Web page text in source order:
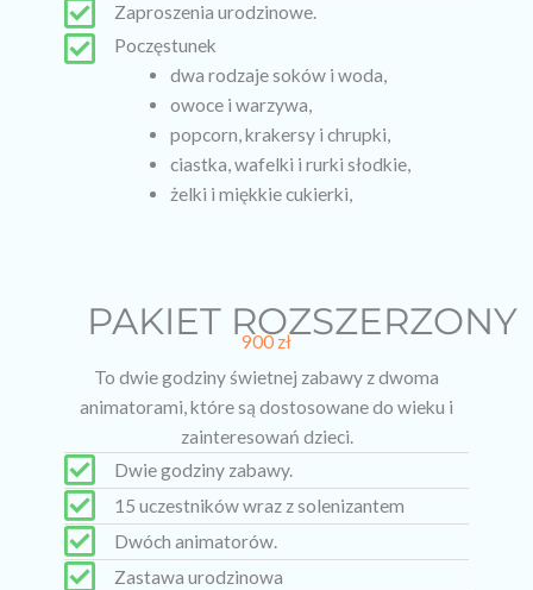
Zaproszenia urodzinowe.
Poczęstunek
dwa rodzaje soków i woda,
owoce i warzywa,
popcorn, krakersy i chrupki,
ciastka, wafelki i rurki słodkie,
żelki i miękkie cukierki,
PAKIET ROZSZERZONY
900 zł
To dwie godziny świetnej zabawy z dwoma
animatorami, które są dostosowane do wieku i
zainteresowań dzieci.
Dwie godziny zabawy.
15 uczestników wraz z solenizantem
Dwóch animatorów.
Zastawa urodzinowa